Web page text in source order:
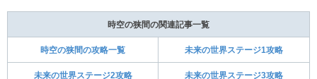
時空の狭間の関連記事一覧
時空の狭間の攻略一覧 未来の世界ステージ1攻略
未来の世界ステージ2攻略 未来の世界ステージ3攻略